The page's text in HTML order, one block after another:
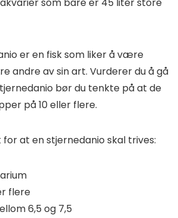
som bare er 45 liter store
er en fisk som liker å være
andre av sin art. Vurderer du å gå
bør du tenkte på at de
på 10 eller flere.
for at en stjernedanio skal trives:
flere
6,5 og 7,5